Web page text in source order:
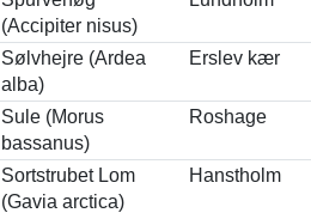
(Accipiter nisus)
Sølvhejre (Ardea
alba)
Erslev kær
Sule (Morus
bassanus)
Roshage
Sortstrubet Lom
(Gavia arctica)
Hanstholm